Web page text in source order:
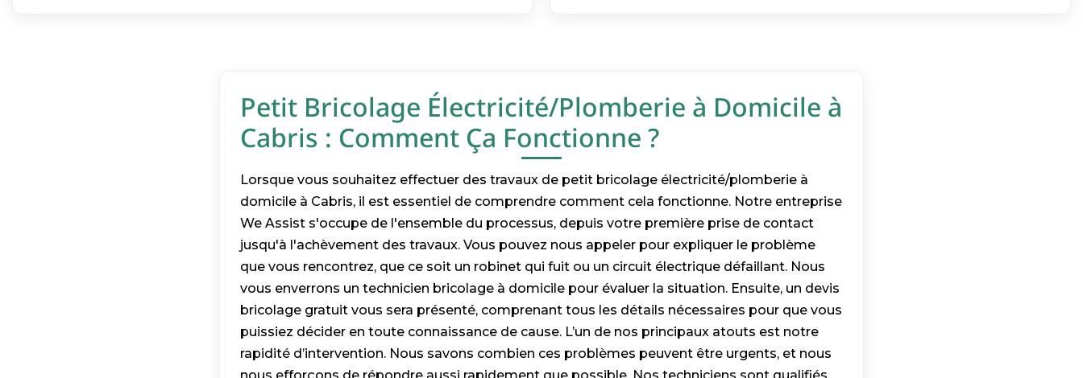
Petit Bricolage Électricité/Plomberie à Domicile à
Cabris : Comment Ça Fonctionne ?
Lorsque vous souhaitez effectuer des travaux de petit bricolage électricité/plomberie à
domicile à Cabris, il est essentiel de comprendre comment cela fonctionne. Notre entreprise
We Assist s'occupe de l'ensemble du processus, depuis votre première prise de contact
jusqu'à l'achèvement des travaux. Vous pouvez nous appeler pour expliquer le problème
que vous rencontrez, que ce soit un robinet qui fuit ou un circuit électrique défaillant. Nous
vous enverrons un technicien bricolage à domicile pour évaluer la situation. Ensuite, un devis
bricolage gratuit vous sera présenté, comprenant tous les détails nécessaires pour que vous
puissiez décider en toute connaissance de cause. L’un de nos principaux atouts est notre
rapidité d’intervention. Nous savons combien ces problèmes peuvent être urgents, et nous